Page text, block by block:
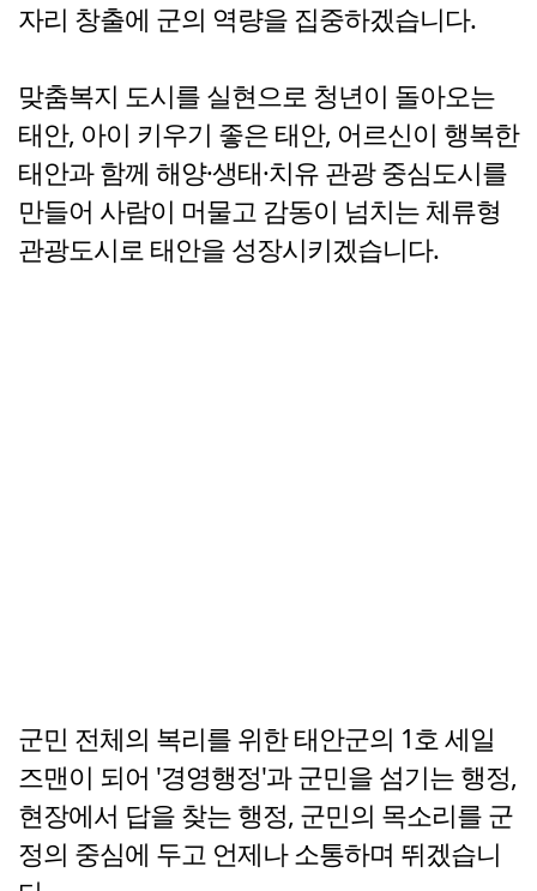
자리 창출에 군의 역량을 집중하겠습니다.
맞춤복지 도시를 실현으로 청년이 돌아오는
태안, 아이 키우기 좋은 태안, 어르신이 행복한
태안과 함께 해양·생태·치유 관광 중심도시를
만들어 사람이 머물고 감동이 넘치는 체류형
관광도시로 태안을 성장시키겠습니다.
군민 전체의 복리를 위한 태안군의 1호 세일
즈맨이 되어 '경영행정'과 군민을 섬기는 행정,
현장에서 답을 찾는 행정, 군민의 목소리를 군
정의 중심에 두고 언제나 소통하며 뛰겠습니